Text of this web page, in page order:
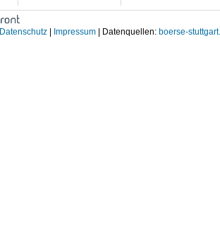
Datenschutz Impressum | Datenquellen: boerse-